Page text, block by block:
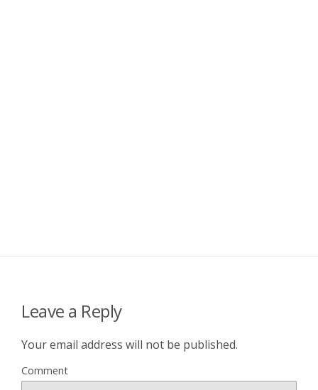
Leave a Reply
Your email address will not be published.
Comment